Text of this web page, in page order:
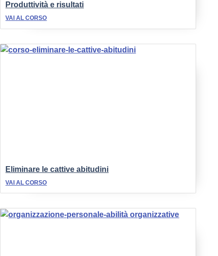
Produttività e risultati
VAI AL CORSO
Eliminare le cattive abitudini
VAI AL CORSO